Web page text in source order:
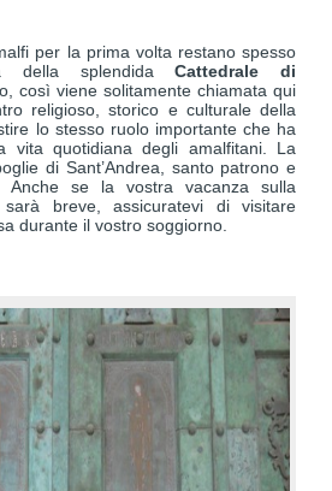
per la prima volta restano spesso
della splendidaCattedrale di
così viene solitamente chiamata qui
religioso, storico e culturale della
lo stesso ruolo importante che ha
vita quotidiana degli amalfitani. La
di Sant’Andrea, santo patrono e
Anche se la vostra vacanza sulla
breve, assicuratevi di visitare
durante il vostro soggiorno.